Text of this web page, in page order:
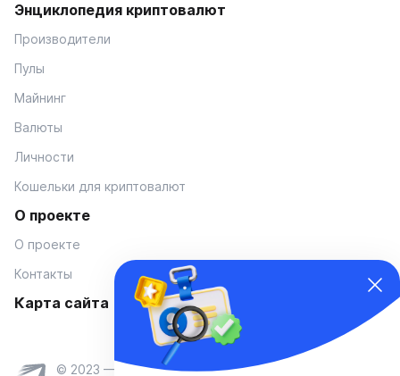
Энциклопедия криптовалют
Производители
Пулы
Майнинг
Валюты
Личности
Кошельки для криптовалют
О проекте
О проекте
Контакты
Карта сайта
© 2023 — Coinmania